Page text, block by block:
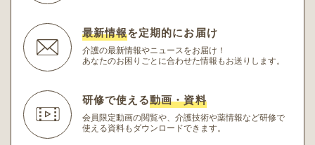
最新情報を定期的にお届け
介護の最新情報やニュースをお届け！
あなたのお困りごとに合わせた情報もお送りします。
研修で使える動画・資料
会員限定動画の閲覧や、介護技術や薬情報など研修で
使える資料もダウンロードできます。